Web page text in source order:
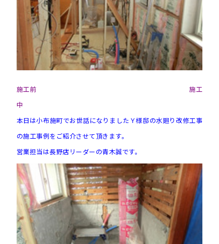
施工前 施工
中
本日は小布施町でお世話になりましたＹ様邸の水廻り改修工事
の施工事例をご紹介させて頂きます。
営業担当は長野店リーダーの青木誠です。